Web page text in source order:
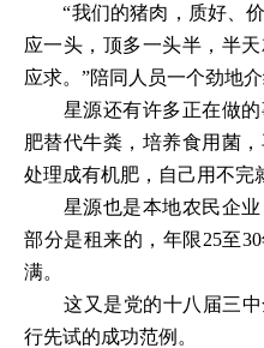
“我们的猪肉，质好、
应一头，顶多一头半，半
应求。”陪同人员一个劲地
星源还有许多正在做的
肥替代牛粪，培养食用菌
处理成有机肥，自己用不完
星源也是本地农民企业
部分是租来的，年限25至
满。
这又是党的十八届三中
行先试的成功范例。